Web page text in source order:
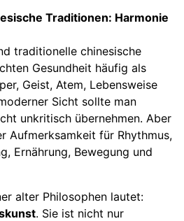
Traditionen: Harmonie
traditionelle chinesische
Gesundheit häufig als
Geist, Atem, Lebensweise
Sicht sollte man
unkritisch übernehmen. Aber
Aufmerksamkeit für Rhythmus,
Ernährung, Bewegung und
alter Philosophen lautet:
. Sie ist nicht nur